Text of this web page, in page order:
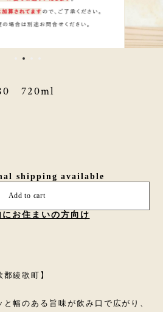
720ml
shipping available
Add to cart
にお住まいの方向け
綾歌町】
幅のある旨味が飲み口で広がり、